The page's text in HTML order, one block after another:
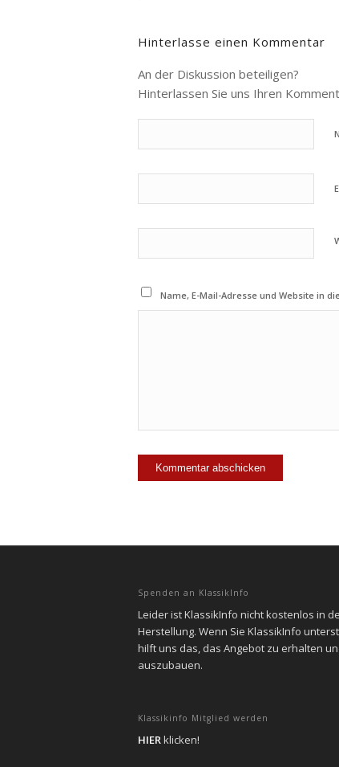
Hinterlasse einen Kommentar
An der Diskussion beteiligen?
Hinterlassen Sie uns Ihren
Name, E-Mail-Adresse und Website in
Spenden an KlassikInfo
Leider ist KlassikInfo nicht kostenlos in
Herstellung. Wenn Sie KlassikInfo
hilft uns das, das Angebot zu erhalten
auszubauen.
Klassikinfo Mitglied werden
HIERklicken!